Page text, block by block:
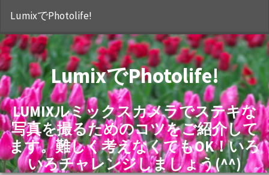
LumixでPhotolife!
LumixでPhotolife!
LUMIXルミックスカメラでステキな
写真を撮るためのコツをご紹介して
ます。難しく考えなくてもOK！いろ
いろチャレンジしましょう(^^)